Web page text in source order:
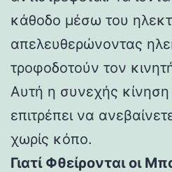
κάθοδο μέσω του
απελευθερώνοντας
τροφοδοτούν τον
Αυτή η συνεχής κίνηση
επιτρέπει να
χωρίς κόπο.
Γιατί Φθείρονται οι